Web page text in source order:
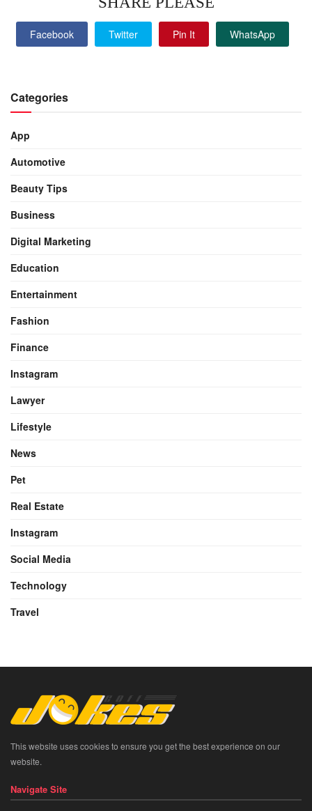
Facebook Twitter Pin It WhatsApp
Categories
App
Automotive
Beauty Tips
Business
Digital Marketing
Education
Entertainment
Fashion
Finance
Instagram
Lawyer
Lifestyle
News
Pet
Real Estate
Instagram
Social Media
Technology
Travel
This website uses cookies to ensure you get the best experience on our
website.
Navigate Site